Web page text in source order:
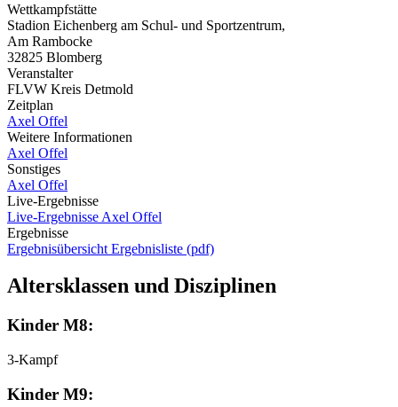
Wettkampfstätte
Stadion Eichenberg am Schul- und Sportzentrum,
Am Rambocke
32825 Blomberg
Veranstalter
FLVW Kreis Detmold
Zeitplan
Axel Offel
Weitere Informationen
Axel Offel
Sonstiges
Axel Offel
Live-Ergebnisse
Live-Ergebnisse Axel Offel
Ergebnisse
Ergebnisübersicht Ergebnisliste (pdf)
Altersklassen und Disziplinen
Kinder M8:
3-Kampf
Kinder M9: